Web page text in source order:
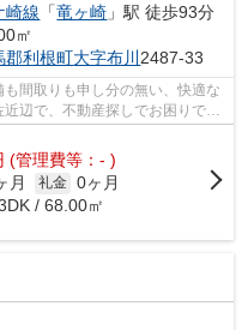
崎線 「竜ヶ崎 」駅 徒歩93分
㎡
郡利根町大字布川2487-33
間取りも申し分の無い、快適な
辺で、不動産探しでお困りでし
(管理費等：- )
月 礼金 0ヶ月
/ 68.00㎡